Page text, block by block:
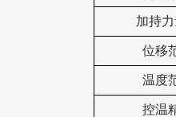
加持
位移
温度
控温